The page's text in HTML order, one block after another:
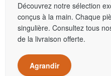
Découvrez notre sélection
conçus à la main. Chaque
singulière. Consultez tous
de la livraison offerte.
Agrandir